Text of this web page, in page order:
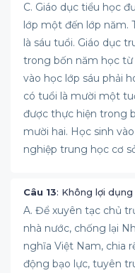
C. Giáo dục tiểu học
lớp một đến lớp năm.
là sáu tuổi. Giáo dục
trong bốn năm học từ
vào học lớp sáu phải
có tuổi là mười một
được thực hiện trong
mười hai. Học sinh
nghiệp trung học cơ
Câu 13: Không lợi
A. Để xuyên tạc chủ
nhà nước, chống lại
nghĩa Việt Nam, chia
động bạo lực, tuyên